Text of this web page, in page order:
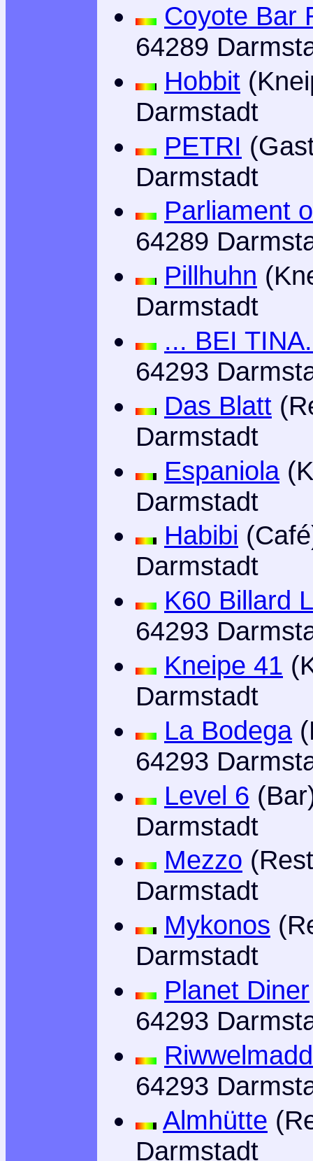
Coyote Bar
64289
Hobbit
Darmstadt
PETRI
Darmstadt
Parliament
64289
Pillhuhn
Darmstadt
... BEI
64293
Das Blatt
Darmstadt
Espaniola
Darmstadt
Habibi
Darmstadt
K60 Billard
64293
Kneipe 41
Darmstadt
La Bodega
64293
Level 6
Darmstadt
Mezzo
Darmstadt
Mykonos
Darmstadt
Planet Diner
64293
64293
Almhütte
Darmstadt